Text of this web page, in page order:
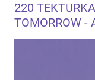
220
TOMORROW -